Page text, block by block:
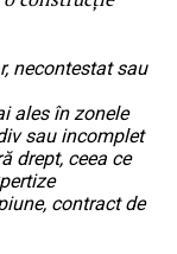
necontestat sau
ales în zonele
sau incomplet
drept, ceea ce
contract de